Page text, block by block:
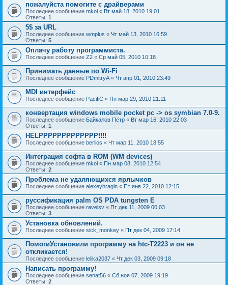
пожалуйста помогите с драйверами
Последнее сообщение mkol « Вт май 18, 2010 19:01
Ответы: 1
5$ за URL
Последнее сообщение wmplus « Чт май 13, 2010 16:59
Ответы: 5
Оплачу работу программиста.
Последнее сообщение Z2 « Ср май 05, 2010 10:18
Принимать данные по Wi-Fi
Последнее сообщение PDmitryA « Чт апр 01, 2010 23:49
MDI интерфейс
Последнее сообщение PacifiC « Пн мар 29, 2010 21:11
конвертация windows mobile pocket pc -> os symbian 7.0-9.
Последнее сообщение Байкалов Пётр « Вт мар 16, 2010 22:03
Ответы: 1
HELPPPPPPPPPPPPP!!!!
Последнее сообщение berlios « Чт мар 11, 2010 18:55
Интеграция софта в ROM (WM devices)
Последнее сообщение mkol « Пн мар 08, 2010 12:54
Ответы: 2
Проблема не удаляющихся ярлычков
Последнее сообщение alexeybragin « Пт янв 22, 2010 12:15
руссификация palm OS PDA tungsten E
Последнее сообщение ravelsv « Пт дек 11, 2009 00:03
Ответы: 3
Установка обновлений.
Последнее сообщение sick_monkey « Пт дек 04, 2009 17:14
ПомогиУстановили программу на htc-Т2223 и он не
откликается!
Последнее сообщение lelika2037 « Чт дек 03, 2009 09:18
Написать программу!
Последнее сообщение senat56 « Сб ноя 07, 2009 19:19
Ответы: 2